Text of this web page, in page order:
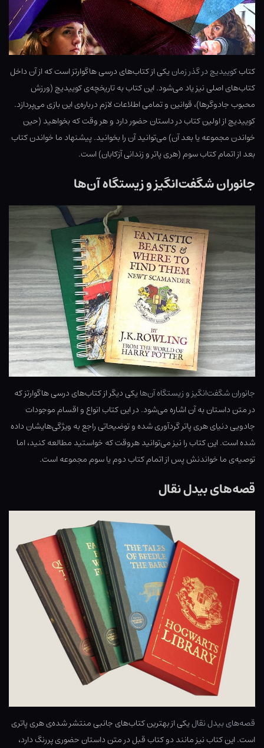
کتابکوییدیچ در گذر زمانیکی از کتاب‌های درسی هاگوارتز است که از آن داخل
کتاب‌های اصلی نیز یاد می‌شود. این کتاب به تاریخچه‌ی کوییدیچ (ورزش
محبوب جادوگرها)، قوانین و تمامی اطلاعات لازم درباره‌ی این بازی می‌پردازد.
کوییدیچ از اولین کتاب در داستان حضور دارد و هر وقت که بخواهید (حین
خواندن مجموعه یا بعد آن) می‌توانید آن را بخوانید. پیشنهاد ما خواندن کتاب
بعد از اتمام کتاب سوم (هری پاتر و زندانی آزکابان) است.
جانوران شگفت‌انگیز و زیستگاه آن‌ها
جانوران شگفت‌انگیز و زیستگاه آن‌هایکی دیگر از کتاب‌های درسی هاگوارتز که
در متن داستان به آن اشاره می‌شود. در این کتاب انواع و اقسام موجودات
جادویی دنیای هری پاتر گردآوری شده و توضیحاتی راجع به ویژگی‌هایشان داده
شده است. این کتاب را نیز می‌توانید هروقت که خواستید مطالعه کنید، اما
توصیه‌ی ما خواندنش پس از اتمام کتاب دوم یا سوم مجموعه است.
قصه‌های بیدل نقال
قصه‌های بیدل نقالیکی از بهترین کتاب‌های جانبی منتشر شده‌ی هری پاتری
است. این کتاب نیز مانند دو کتاب قبل در متن داستان حضوری پررنگ دارد،